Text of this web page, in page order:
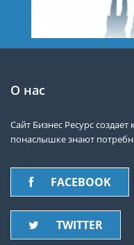
О нас
Сайт Бизнес Ресурс
понаслышке знают
FACEBOOK
TWITTER